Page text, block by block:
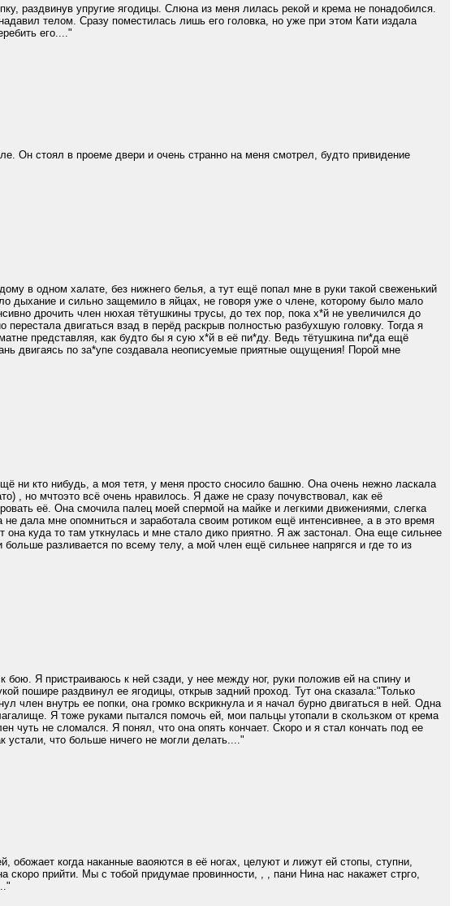
раздвинув упругие ягодицы. Слюна из меня лилась рекой и крема не понадобился.
телом. Сразу поместилась лишь его головка, но уже при этом Кати издала
его...."
Он стоял в проеме двери и очень странно на меня смотрел, будто привидение
в одном халате, без нижнего белья, а тут ещё попал мне в руки такой свеженький
дыхание и сильно защемило в яйцах, не говоря уже о члене, которому было мало
дрочить член нюхая тётушкины трусы, до тех пор, пока х*й не увеличился до
двигаться взад в перёд раскрыв полностью разбухшую головку. Тогда я
представляя, как будто бы я сую х*й в её пи*ду. Ведь тётушкина пи*да ещё
двигаясь по за*упе создавала неописуемые приятные ощущения! Порой мне
ни кто нибудь, а моя тетя, у меня просто сносило башню. Она очень нежно ласкала
, но мчтоэто всё очень нравилось. Я даже не сразу почувствовал, как её
её. Она смочила палец моей спермой на майке и легкими движениями, слегка
дала мне опомниться и заработала своим ротиком ещё интенсивнее, а в это время
куда то там уткнулась и мне стало дико приятно. Я аж застонал. Она еще сильнее
разливается по всему телу, а мой член ещё сильнее напрягся и где то из
бою. Я пристраиваюсь к ней сзади, у нее между ног, руки положив ей на спину и
пошире раздвинул ее ягодицы, открыв задний проход. Тут она сказала:"Только
член внутрь ее попки, она громко вскрикнула и я начал бурно двигаться в ней. Одна
Я тоже руками пытался помочь ей, мои пальцы утопали в скользком от крема
чуть не сломался. Я понял, что она опять кончает. Скоро и я стал кончать под ее
устали, что больше ничего не могли делать...."
когда наканные ваояются в её ногах, целуют и лижут ей стопы, ступни,
прийти. Мы с тобой придумае провинности, , , пани Нина нас накажет стрго,